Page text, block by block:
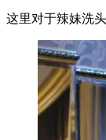
这里对于辣妹洗